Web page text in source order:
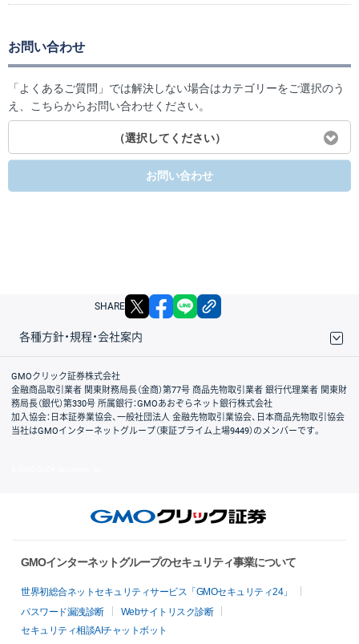
お問い合わせ
「よくあるご質問」では解決しない場合はカテゴリーをご選択のう
え、こちらからお問い合わせください。
（選択してください）
お問い合わせ
SHARE X facebook
各種方針・規程・会社案内
取引規程・約款
サイトマップ
その他のご案内
個人情報保護方針
最良執行方針
サイトのご利用について
ディスクレイマー
信託保全
リスク説明
会社案内
GMOクリック証券株式会社
金融商品取引業者 関東財務局長（金商）第77号 商品先物取引業者 銀行代理業者 関東財
務局長（銀代）第330号 所属銀行：GMOあおぞらネット銀行株式会社
加入協会：日本証券業協会、一般社団法人 金融先物取引業協会、日本商品先物取引協会
当社はGMOインターネットグループ（東証プライム上場9449）のメンバーです。
GMOインターネットグループのセキュリティ事業について
世界初総合ネットセキュリティサービス「GMOセキュリティ24」
パスワード漏洩診断
Webサイトリスク診断
セキュリティ相談AIチャットボット